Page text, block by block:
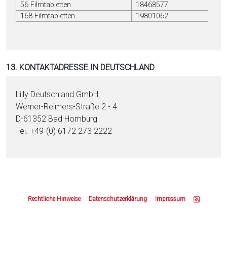
56 Filmtabletten
18468577
168 Filmtabletten
19801062
13. KONTAKTADRESSE IN DEUTSCHLAND
Lilly Deutschland GmbH
Werner-Reimers-Straße 2 - 4
D-61352 Bad Homburg
Tel. +49-(0) 6172 273 2222
Rechtliche Hinweise Datenschutzerklärung Impressum